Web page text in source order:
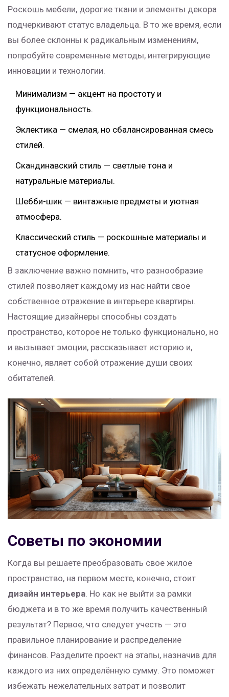
Роскошь мебели, дорогие ткани и элементы декора
подчеркивают статус владельца. В то же время, если
вы более склонны к радикальным изменениям,
попробуйте современные методы, интегрирующие
инновации и технологии.
Минимализм — акцент на простоту и
функциональность.
Эклектика — смелая, но сбалансированная смесь
стилей.
Скандинавский стиль — светлые тона и
натуральные материалы.
Шебби-шик — винтажные предметы и уютная
атмосфера.
Классический стиль — роскошные материалы и
статусное оформление.
В заключение важно помнить, что разнообразие
стилей позволяет каждому из нас найти свое
собственное отражение в интерьере квартиры.
Настоящие дизайнеры способны создать
пространство, которое не только функционально, но
и вызывает эмоции, рассказывает историю и,
конечно, являет собой отражение души своих
обитателей.
Советы по экономии
Когда вы решаете преобразовать свое жилое
пространство, на первом месте, конечно, стоит
дизайн интерьера. Но как не выйти за рамки
бюджета и в то же время получить качественный
результат? Первое, что следует учесть — это
правильное планирование и распределение
финансов. Разделите проект на этапы, назначив для
каждого из них определённую сумму. Это поможет
избежать нежелательных затрат и позволит